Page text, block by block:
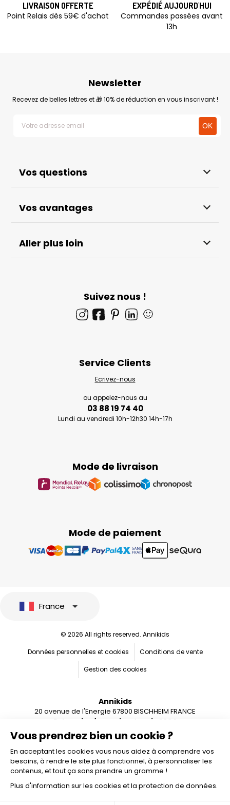
LIVRAISON OFFERTE
Point Relais dès 59€ d'achat
EXPÉDIÉ AUJOURD'HUI
Commandes passées avant
13h
Vos questions
Vos avantages
Aller plus loin
Newsletter
Recevez de belles lettres et 🎁 10% de réduction en vous inscrivant !
Suivez nous !
🙂
Mode de paiement
Mode de livraison
Service Clients
Ecrivez-nous
ou appelez-nous au
03 88 19 74 40
Lundi au vendredi 10h-12h30 14h-17h
Vous prendrez bien un cookie ?
En acceptant les cookies vous nous aidez à comprendre vos
besoins, à rendre le site plus fonctionnel, à personnaliser les
contenus, et tout ça sans prendre un gramme !
Plus d'information sur les cookies et la protection de données.
France
© 2026 All rights reserved. Annikids
Données personnelles et cookies
Conditions de vente
Gestion des cookies
Annikids
20 avenue de l'Energie 67800 BISCHHEIM FRANCE
Entreprise française depuis 2004